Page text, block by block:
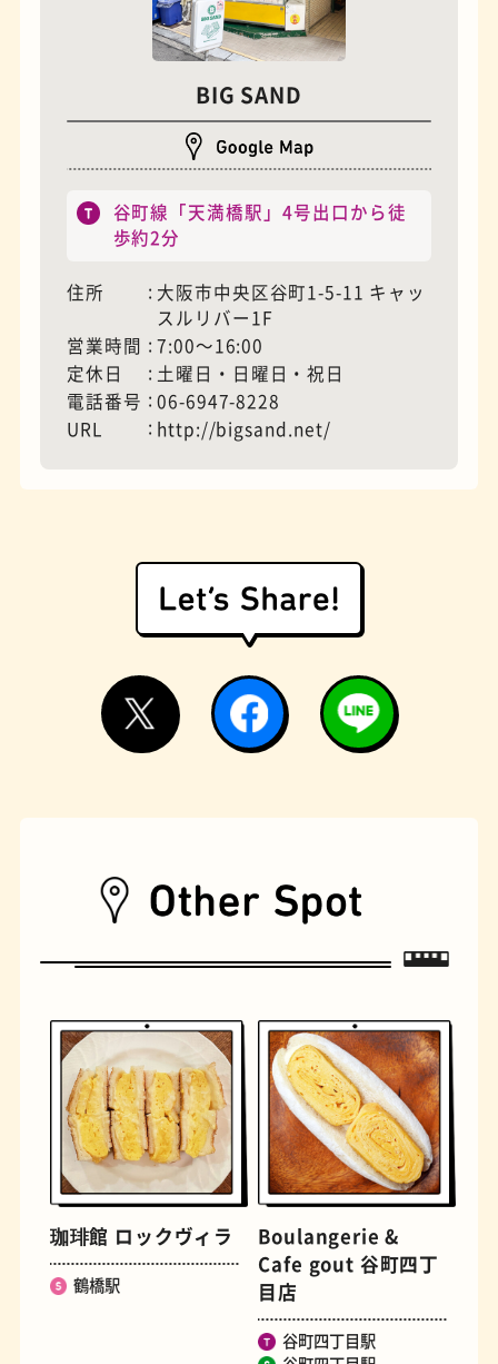
夜景 石窯ピザ
遊具 オムライス
BIG SAND
谷町線「天満橋駅」4号出口から徒
歩約2分
住所
大阪市中央区谷町1-5-11 キャッ
スルリバー1F
営業時間
7:00〜16:00
定休日
土曜日・日曜日・祝日
電話番号
06-6947-8228
URL
http://bigsand.net/
珈琲館 ロックヴィラ
鶴橋駅
Boulangerie &
Cafe gout 谷町四丁
目店
谷町四丁目駅